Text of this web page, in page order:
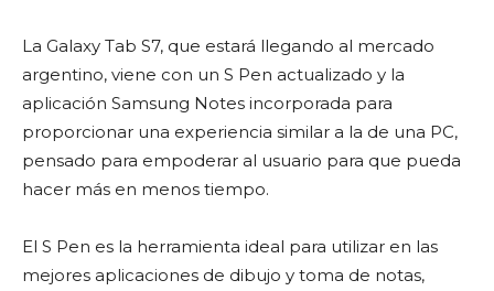
La Galaxy Tab S7, que estará llegando al mercado
argentino, viene con un S Pen actualizado y la
aplicación Samsung Notes incorporada para
proporcionar una experiencia similar a la de una PC,
pensado para empoderar al usuario para que pueda
hacer más en menos tiempo.
El S Pen es la herramienta ideal para utilizar en las
mejores aplicaciones de dibujo y toma de notas,